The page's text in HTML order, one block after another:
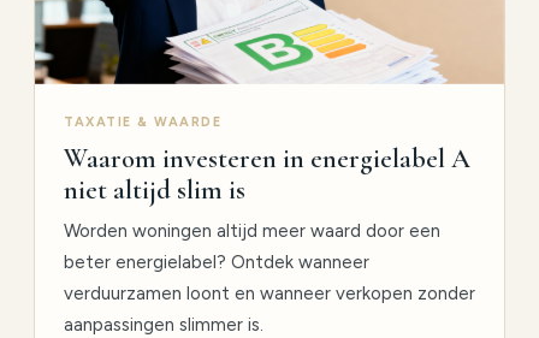
TAXATIE & WAARDE
Waarom investeren in energielabel A
niet altijd slim is
Worden woningen altijd meer waard door een
beter energielabel? Ontdek wanneer
verduurzamen loont en wanneer verkopen zonder
aanpassingen slimmer is.